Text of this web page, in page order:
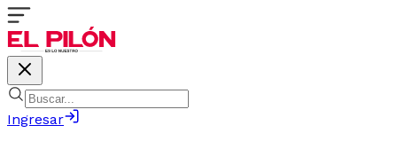
Ingresar